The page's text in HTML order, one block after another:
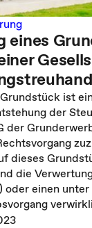
eines
ist
der
der
dieses
die
einen unter